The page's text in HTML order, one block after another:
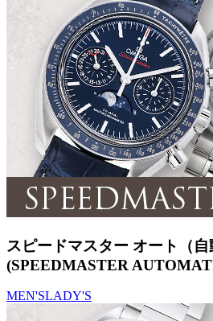
スピードマスター オート（自
(SPEEDMASTER
MEN'SLADY'S